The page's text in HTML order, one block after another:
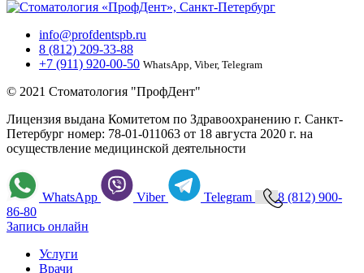
info@profdentspb.ru
8 (812) 209-33-88
+7 (911) 920-00-50 WhatsApp, Viber, Telegram
© 2021 Стоматология "ПрофДент"
Лицензия выдана Комитетом по Здравоохранению г. Санкт-
Петербург номер: 78-01-011063 от 18 августа 2020 г. на
осуществление медицинской деятельности
WhatsApp Viber Telegram
8 (812) 900-
86-80
Запись онлайн
Услуги
Врачи